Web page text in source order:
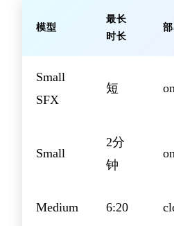
模型
最长
时长
Small
SFX
短
Small
2分
钟
Medium 6:20